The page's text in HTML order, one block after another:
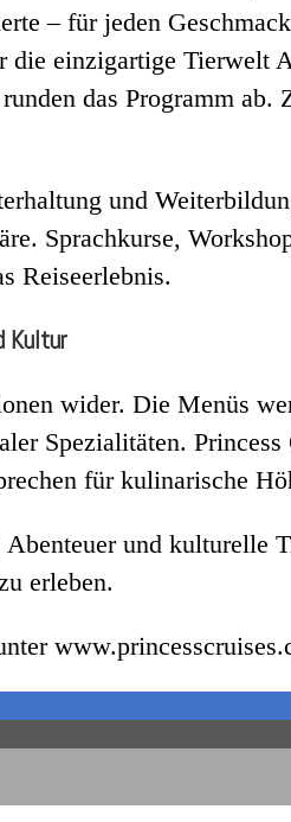
– für jeden
einzigartige Tierwelt
das Programm
und
Sprachkurse,
Reiseerlebnis.
Kultur
wider. Die Menüs
Spezialitäten.
für kulinarische
und kulturelle
erleben.